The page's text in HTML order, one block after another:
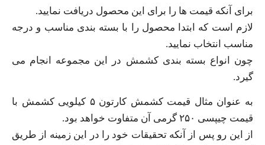
برای آنکه قیمت ها را برای این محصول دریافت نمایید.
لازم است که ابتدا محصول را با بسته بندی مناسب و درجه
مناسب انتخاب نمایید.
چون انواع بسته بندی کشمش در این مجموعه انجام می
گیرد.
به عنوان مثال قیمت کشمش کارتون ۵ کیلویی کشمش با
قیمت چیپسی ۲۵۰ گرمی آن متفاوت خواهد بود.
از این رو پس از آنکه تحقیقات خود را در این زمینه از طریق